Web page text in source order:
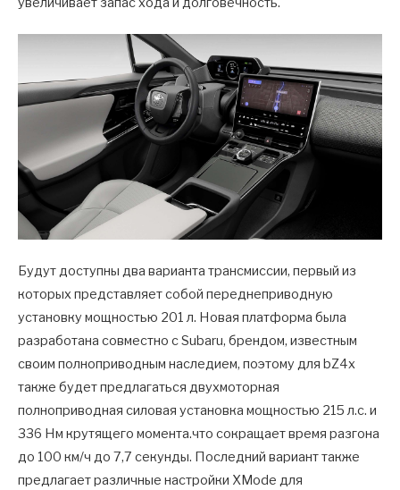
Будут доступны два варианта трансмиссии, первый из
которых представляет собой переднеприводную
установку мощностью 201 л. Новая платформа была
разработана совместно с Subaru, брендом, известным
своим полноприводным наследием, поэтому для bZ4x
также будет предлагаться двухмоторная
полноприводная силовая установка мощностью 215 л.с. и
336 Нм крутящего момента.что сокращает время разгона
до 100 км/ч до 7,7 секунды. Последний вариант также
предлагает различные настройки XMode для